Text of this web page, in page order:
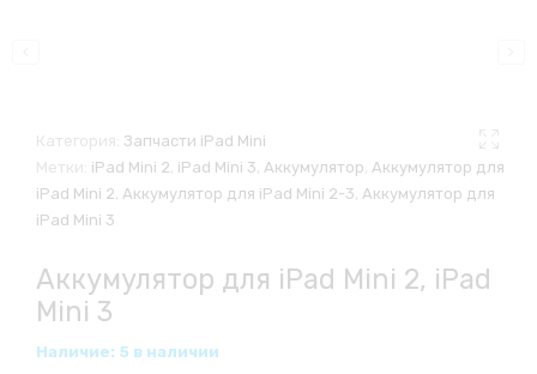
Категория: Запчасти iPad Mini
Метки: iPad Mini 2, iPad Mini 3,Аккумулятор,Аккумулятор для
iPad Mini 2,Аккумулятор для iPad Mini 2-3,Аккумулятор для
iPad Mini 3
Аккумулятор для iPad Mini 2, iPad
Mini 3
Наличие: 5 в наличии